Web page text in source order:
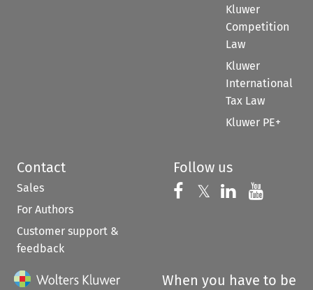
Kluwer
Competition
Law
Kluwer
International
Tax Law
Kluwer PE+
Contact
Sales
For Authors
Customer support &
feedback
Follow us
Follow us on
𝕏 Follow us on
Follow us
When you have to be